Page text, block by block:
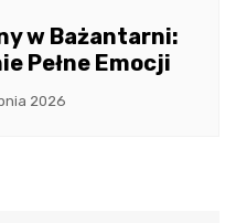
w Bażantarni:
Pełne Emocji
2026